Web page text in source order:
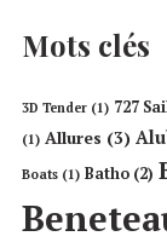
Mots clés
3D Tender (1) 727
(1) Allures (3)
Boats (1) Batho (2)